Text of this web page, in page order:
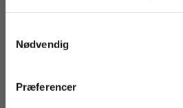
Nødvendig
Præferencer
varigheden af det
grundforløbet. Det er altså
kun skal arbejde med én af